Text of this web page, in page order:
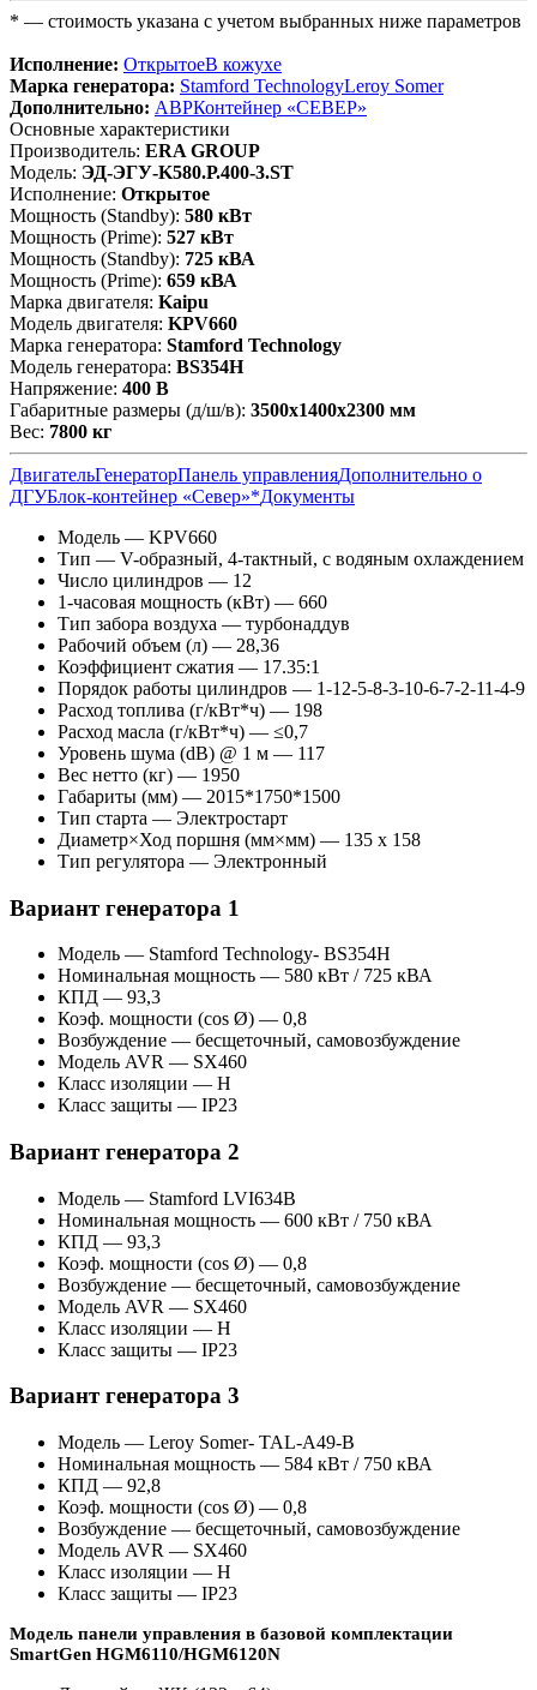
* — стоимость указана с учетом выбранных ниже параметров
Исполнение: ОткрытоеВ кожухе
Марка генератора: Stamford TechnologyLeroy Somer
Дополнительно: АВРКонтейнер «СЕВЕР»
Основные характеристики
Производитель: ERA GROUP
Модель: ЭД-ЭГУ-K580.Р.400-3.ST
Исполнение: Открытое
Мощность (Standby): 580 кВт
Мощность (Prime): 527 кВт
Мощность (Standby): 725 кВА
Мощность (Prime): 659 кВА
Марка двигателя: Kaipu
Модель двигателя: KPV660
Марка генератора: Stamford Technology
Модель генератора: BS354H
Напряжение: 400 В
Габаритные размеры (д/ш/в): 3500x1400x2300 мм
Вес: 7800 кг
ДвигательГенераторПанель управленияДополнительно о
ДГУБлок-контейнер «Север»*Документы
Модель — KPV660
Тип — V-образный, 4-тактный, с водяным охлаждением
Число цилиндров — 12
1-часовая мощность (кВт) — 660
Тип забора воздуха — турбонаддув
Рабочий объем (л) — 28,36
Коэффициент сжатия — 17.35:1
Порядок работы цилиндров — 1-12-5-8-3-10-6-7-2-11-4-9
Расход топлива (г/кВт*ч) — 198
Расход масла (г/кВт*ч) — ≤0,7
Уровень шума (dB) @ 1 м — 117
Вес нетто (кг) — 1950
Габариты (мм) — 2015*1750*1500
Тип старта — Электростарт
Диаметр×Ход поршня (мм×мм) — 135 x 158
Тип регулятора — Электронный
Вариант генератора 1
Модель — Stamford Technology- BS354H
Номинальная мощность — 580 кВт / 725 кВА
КПД — 93,3
Коэф. мощности (cos Ø) — 0,8
Возбуждение — бесщеточный, самовозбуждение
Модель AVR — SX460
Класс изоляции — H
Класс защиты — IP23
Вариант генератора 2
Модель — Stamford LVI634B
Номинальная мощность — 600 кВт / 750 кВА
КПД — 93,3
Коэф. мощности (cos Ø) — 0,8
Возбуждение — бесщеточный, самовозбуждение
Модель AVR — SX460
Класс изоляции — H
Класс защиты — IP23
Вариант генератора 3
Модель — Leroy Somer- TAL-A49-B
Номинальная мощность — 584 кВт / 750 кВА
КПД — 92,8
Коэф. мощности (cos Ø) — 0,8
Возбуждение — бесщеточный, самовозбуждение
Модель AVR — SX460
Класс изоляции — H
Класс защиты — IP23
Модель панели управления в базовой комплектации
SmartGen HGM6110/HGM6120N